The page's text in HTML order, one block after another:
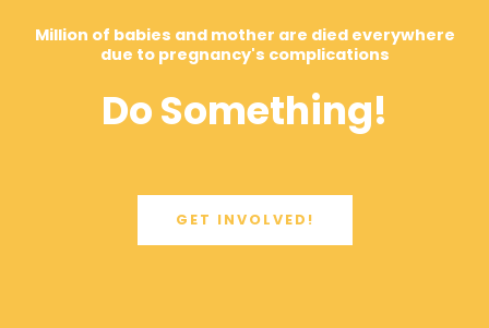
Million of babies and mother are died everywhere
due to pregnancy's complications
Do Something!
GET INVOLVED!